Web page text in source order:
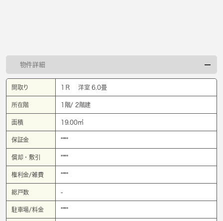
物件詳細
間取り 1Ｒ 洋室 6.0畳
所在階 1階/ 2階建
面積 19.00㎡
保証金 ****
償却・敷引 ****
権利金/雑費 ****
総戸数 -
駐車場/料金 ****